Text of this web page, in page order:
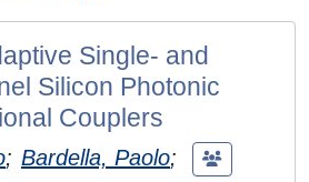
Single- and
Silicon Photonic
Couplers
; Bardella, Paolo;